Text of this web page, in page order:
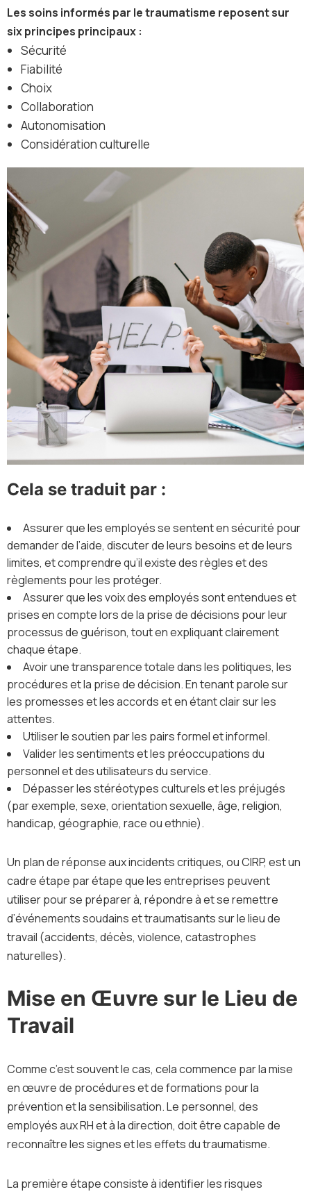
Les soins informés par le traumatisme reposent sur
six principes principaux :
Sécurité
Fiabilité
Choix
Collaboration
Autonomisation
Considération culturelle
Cela se traduit par :
Assurer que les employés se sentent en sécurité pour
demander de l’aide, discuter de leurs besoins et de leurs
limites, et comprendre qu’il existe des règles et des
règlements pour les protéger.
Assurer que les voix des employés sont entendues et
prises en compte lors de la prise de décisions pour leur
processus de guérison, tout en expliquant clairement
chaque étape.
Avoir une transparence totale dans les politiques, les
procédures et la prise de décision. En tenant parole sur
les promesses et les accords et en étant clair sur les
attentes.
Utiliser le soutien par les pairs formel et informel.
Valider les sentiments et les préoccupations du
personnel et des utilisateurs du service.
Dépasser les stéréotypes culturels et les préjugés
(par exemple, sexe, orientation sexuelle, âge, religion,
handicap, géographie, race ou ethnie).
Un plan de réponse aux incidents critiques, ou CIRP, est un
cadre étape par étape que les entreprises peuvent
utiliser pour se préparer à, répondre à et se remettre
d’événements soudains et traumatisants sur le lieu de
travail (accidents, décès, violence, catastrophes
naturelles).
Mise en Œuvre sur le Lieu de
Travail
Comme c’est souvent le cas, cela commence par la mise
en œuvre de procédures et de formations pour la
prévention et la sensibilisation. Le personnel, des
employés aux RH et à la direction, doit être capable de
reconnaître les signes et les effets du traumatisme.
La première étape consiste à identifier les risques